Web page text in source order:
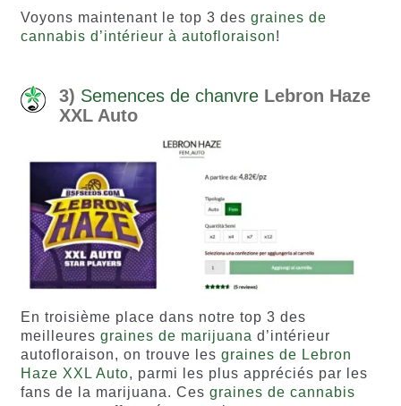
Voyons maintenant le top 3 des graines de
cannabis d’intérieur à autofloraison!
3) Semences de chanvreLebron Haze
XXL Auto
En troisième place dans notre top 3 des
meilleures graines de marijuana d’intérieur
autofloraison, on trouve les graines de Lebron
Haze XXL Auto, parmi les plus appréciés par les
fans de la marijuana. Ces graines de cannabis